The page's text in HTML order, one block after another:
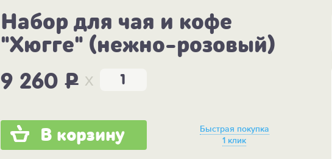
Набор для чая и кофе
"Хюгге" (нежно-розовый)
9 260P x
В корзину
Быстрая покупка
1 клик